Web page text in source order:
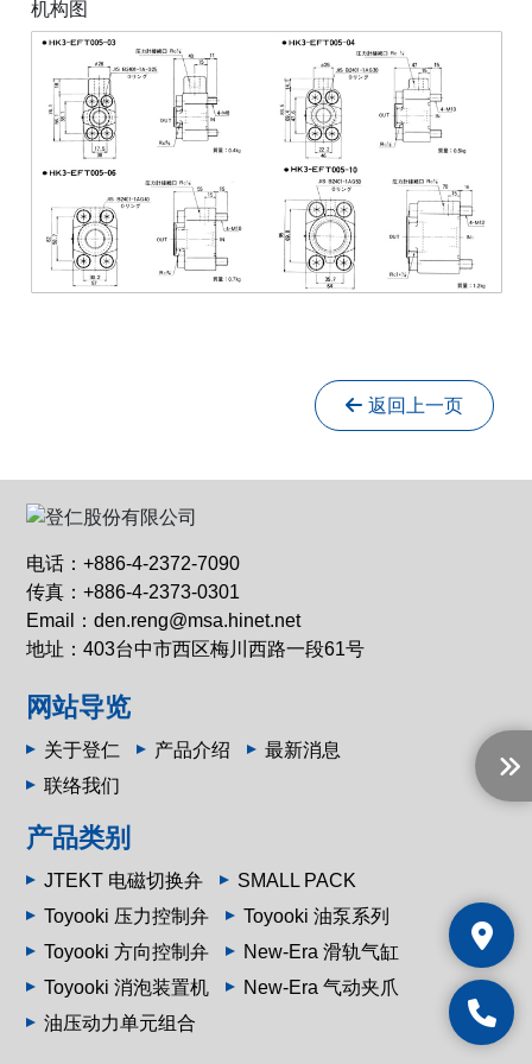
机构图
返回上一页
电话：+886-4-2372-7090
传真：+886-4-2373-0301
Email：den.reng@msa.hinet.net
地址：403台中市西区梅川西路一段61号
网站导览
关于登仁 产品介绍
最新消息
联络我们
产品类别
JTEKT 电磁切换弁
SMALL PACK
Toyooki 压力控制弁
Toyooki 油泵系列
Toyooki 方向控制弁
New-Era 滑轨气缸
Toyooki 消泡装置机
New-Era 气动夹爪
油压动力单元组合